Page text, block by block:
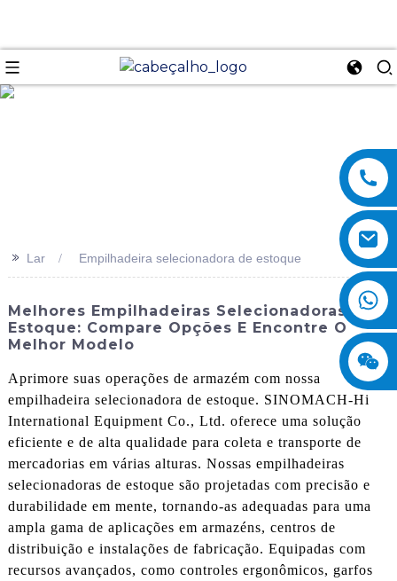
>> Lar Empilhadeira selecionadora de estoque
Melhores Empilhadeiras Selecionadoras De
Estoque: Compare Opções E Encontre O
Melhor Modelo
Aprimore suas operações de armazém com nossa
empilhadeira selecionadora de estoque. SINOMACH-Hi
International Equipment Co., Ltd. oferece uma solução
eficiente e de alta qualidade para coleta e transporte de
mercadorias em várias alturas. Nossas empilhadeiras
selecionadoras de estoque são projetadas com precisão e
durabilidade em mente, tornando-as adequadas para uma
ampla gama de aplicações em armazéns, centros de
distribuição e instalações de fabricação. Equipadas com
recursos avançados, como controles ergonômicos, garfos